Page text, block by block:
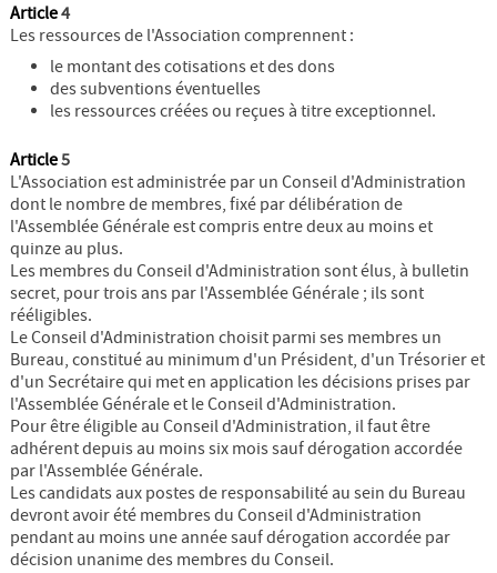
Article4
Les ressources de l'Association comprennent :
le montant des cotisations et des dons
des subventions éventuelles
les ressources créées ou reçues à titre exceptionnel.
Article5
L'Association est administrée par un Conseil d'Administration
dont le nombre de membres, fixé par délibération de
l'Assemblée Générale est compris entre deux au moins et
quinze au plus.
Les membres du Conseil d'Administration sont élus, à bulletin
secret, pour trois ans par l'Assemblée Générale ; ils sont
rééligibles.
Le Conseil d'Administration choisit parmi ses membres un
Bureau, constitué au minimum d'un Président, d'un Trésorier et
d'un Secrétaire qui met en application les décisions prises par
l'Assemblée Générale et le Conseil d'Administration.
Pour être éligible au Conseil d'Administration, il faut être
adhérent depuis au moins six mois sauf dérogation accordée
par l'Assemblée Générale.
Les candidats aux postes de responsabilité au sein du Bureau
devront avoir été membres du Conseil d'Administration
pendant au moins une année sauf dérogation accordée par
décision unanime des membres du Conseil.